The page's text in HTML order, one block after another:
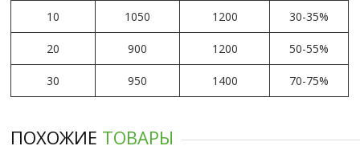
10 1050 1200 30-35%
20 900 1200 50-55%
30 950 1400 70-75%
ПОХОЖИЕ ТОВАРЫ